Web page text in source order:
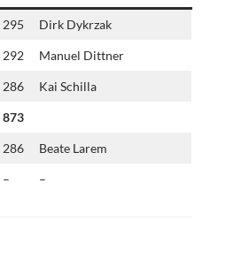
295 Dirk Dykrzak
292 Manuel Dittner
286 Kai Schilla
873
286 Beate Larem
– –